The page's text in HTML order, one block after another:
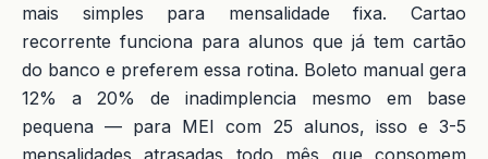
mais simples para mensalidade fixa. Cartao
recorrente funciona para alunos que já tem cartão
do banco e preferem essa rotina. Boleto manual gera
12% a 20% de inadimplencia mesmo em base
pequena — para MEI com 25 alunos, isso e 3-5
mensalidades atrasadas todo mês que consomem